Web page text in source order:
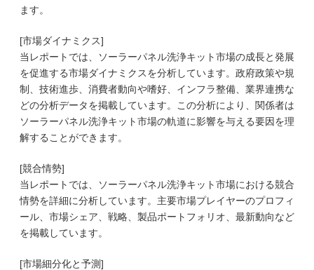
ます。
[市場ダイナミクス]
当レポートでは、ソーラーパネル洗浄キット市場の成長と発展
を促進する市場ダイナミクスを分析しています。政府政策や規
制、技術進歩、消費者動向や嗜好、インフラ整備、業界連携な
どの分析データを掲載しています。この分析により、関係者は
ソーラーパネル洗浄キット市場の軌道に影響を与える要因を理
解することができます。
[競合情勢]
当レポートでは、ソーラーパネル洗浄キット市場における競合
情勢を詳細に分析しています。主要市場プレイヤーのプロフィ
ール、市場シェア、戦略、製品ポートフォリオ、最新動向など
を掲載しています。
[市場細分化と予測]